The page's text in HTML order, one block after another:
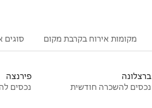
מקומות אירוח בקרבת מקום סוגים
ברצלונה
נכסים להשכרה חודשית
פירנצה
נכסים